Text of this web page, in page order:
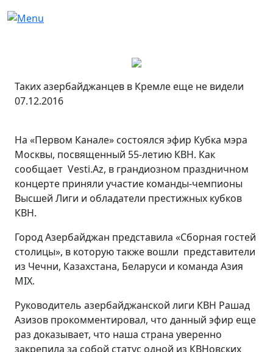
Таких азербайджанцев в Кремле еще не видели
07.12.2016
На «Первом Канале» состоялся эфир Кубка мэра
Москвы, посвященный 55-летию КВН. Как
сообщает Vesti.Az, в грандиозном праздничном
концерте приняли участие команды-чемпионы
Высшей Лиги и обладатели престижных кубков
КВН.
Город Азербайджан представила «Сборная гостей
столицы», в которую также вошли представители
из Чечни, Казахстана, Беларуси и команда Азия
MIX.
Руководитель азербайджанской лиги КВН Рашад
Азизов прокомментировал, что данный эфир еще
раз доказывает, что наша страна уверенно
закрепила за собой статус одной из КВНовских